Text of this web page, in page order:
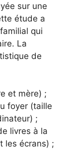
sur une
étude a
qui
La
de
et mère) ;
foyer (taille
;
livres à la
les écrans) ;